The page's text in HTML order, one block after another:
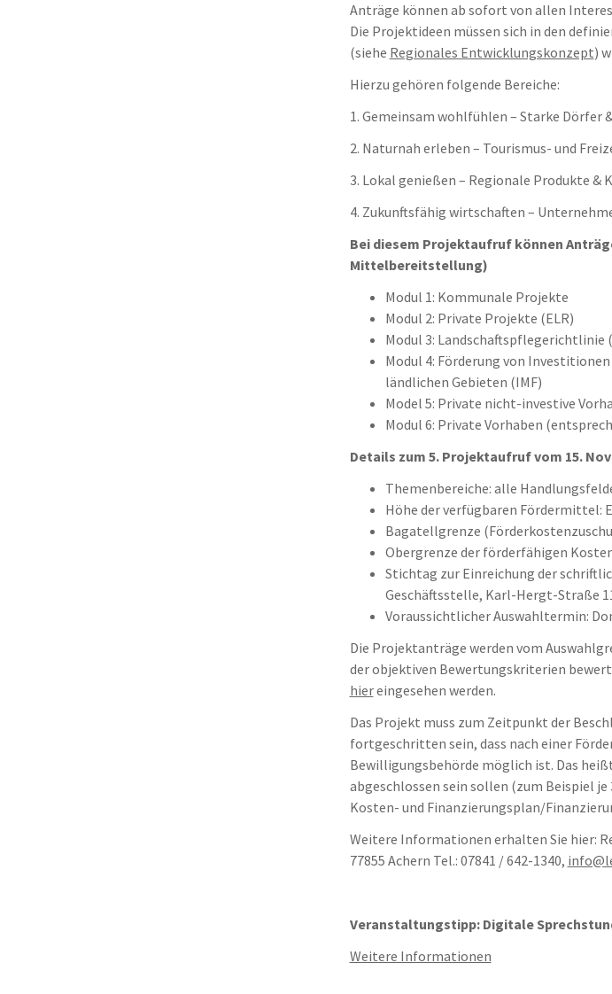
Anträge können ab sofort von allen
Die Projektideen müssen sich in den
(siehe Regionales Entwicklungskonzept)
Hierzu gehören folgende Bereiche:
1. Gemeinsam wohlfühlen – Starke Dörfer
2. Naturnah erleben – Tourismus- und
3. Lokal genießen – Regionale Produkte &
4. Zukunftsfähig wirtschaften –
Bei diesem Projektaufruf können
Mittelbereitstellung)
Modul 1: Kommunale Projekte
Modul 2: Private Projekte (ELR)
Modul 3: Landschaftspflegerichtlinie
Modul 4: Förderung von
ländlichen Gebieten (IMF)
Model 5: Private nicht-investive
Modul 6: Private Vorhaben
Details zum 5. Projektaufruf vom 15.
Themenbereiche: alle
Höhe der verfügbaren Fördermittel:
Bagatellgrenze
Obergrenze der förderfähigen
Stichtag zur Einreichung der
Geschäftsstelle, Karl-Hergt-Straße
Voraussichtlicher Auswahltermin:
Die Projektanträge werden vom
der objektiven Bewertungskriterien
hiereingesehen werden.
Das Projekt muss zum Zeitpunkt der
fortgeschritten sein, dass nach einer
Bewilligungsbehörde möglich ist. Das
abgeschlossen sein sollen (zum Beispiel
Kosten- und Finanzierungsplan/
Weitere Informationen erhalten Sie hier:
77855 Achern Tel.: 07841 / 642-1340,
Veranstaltungstipp: Digitale
Weitere Informationen